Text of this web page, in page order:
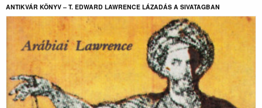
ANTIKVÁR KÖNYV – T. EDWARD LAWRENCE LÁZADÁS A SIVATAGBAN